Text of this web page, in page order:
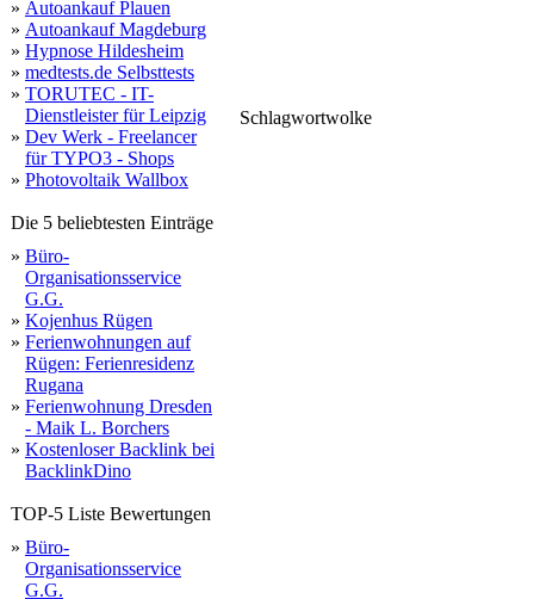
» Autoankauf Plauen
» Autoankauf Magdeburg
» Hypnose Hildesheim
» medtests.de Selbsttests
» TORUTEC - IT-
Dienstleister für Leipzig
» Dev Werk - Freelancer
für TYPO3 - Shops
» Photovoltaik Wallbox
Die 5 beliebtesten Einträge
» Büro-
Organisationsservice
G.G.
» Kojenhus Rügen
» Ferienwohnungen auf
Rügen: Ferienresidenz
Rugana
» Ferienwohnung Dresden
- Maik L. Borchers
» Kostenloser Backlink bei
BacklinkDino
TOP-5 Liste Bewertungen
» Büro-
Organisationsservice
G.G.
Schlagwortwolke